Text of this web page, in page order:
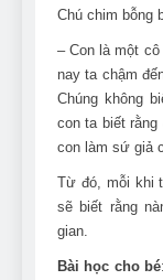
Chú chim bỗng
– Con là một
nay ta chậm
Chúng không
con ta biết
con làm sứ giả
Từ đó, mỗi khi
sẽ biết rằng
gian.
Bài học cho bé: